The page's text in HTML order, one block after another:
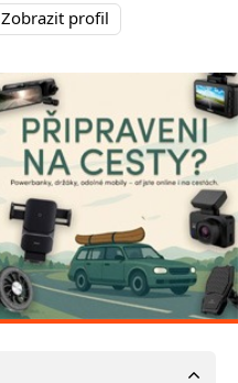
Zobrazit profil